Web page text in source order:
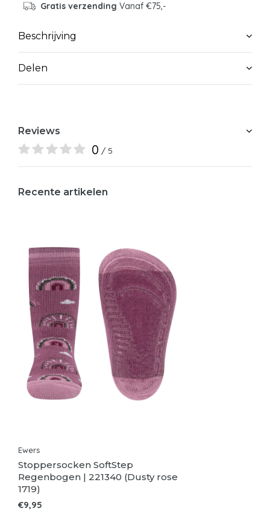
Gratis verzending Vanaf €75,-
Beschrijving
Delen
Reviews
0 / 5
Recente artikelen
Ewers
Stoppersocken SoftStep
Regenbogen | 221340 (Dusty rose
1719)
€9,95